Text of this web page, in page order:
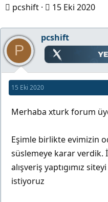
K
n
b
u
y
u
a
l
a
t
a
pcshift
B
ş
l
a
n
ç
a
r
i
15 Eki 2020
P
pcshift
15 Eki 2020
Merhaba xturk forum
Eşimle birlikte evimizin
süslemeye karar
alışveriş yaptıgımız
istiyoruz